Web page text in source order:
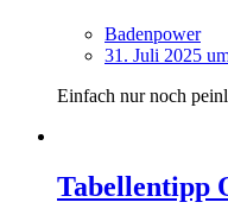
Badenpower
31. Juli 2025
Einfach nur noch
Tabellentipp